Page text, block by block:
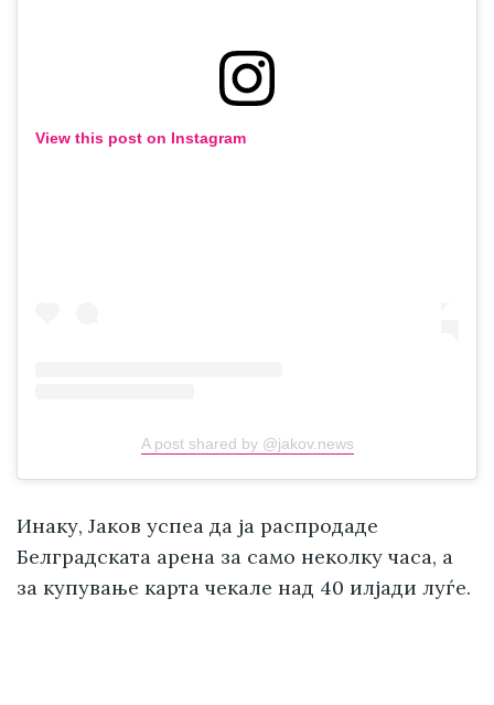
View this post on Instagram
A post shared by @jakov.news
Инаку, Јаков успеа да ја распродаде
Белградската арена за само неколку часа, а
за купување карта чекале над 40 илјади луѓе.